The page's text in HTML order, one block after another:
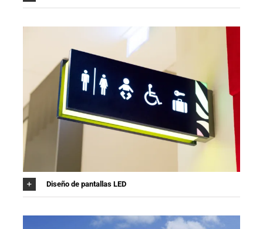
Diseño de pantallas LED